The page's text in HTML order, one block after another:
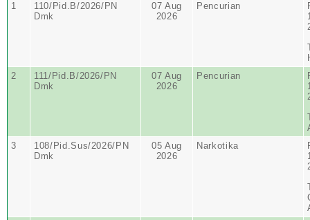
1
110/Pid.B/2026/PN
Dmk
07 Aug
2026
Pencurian
2
111/Pid.B/2026/PN
Dmk
07 Aug
2026
Pencurian
3
108/Pid.Sus/2026/PN
Dmk
05 Aug
2026
Narkotika